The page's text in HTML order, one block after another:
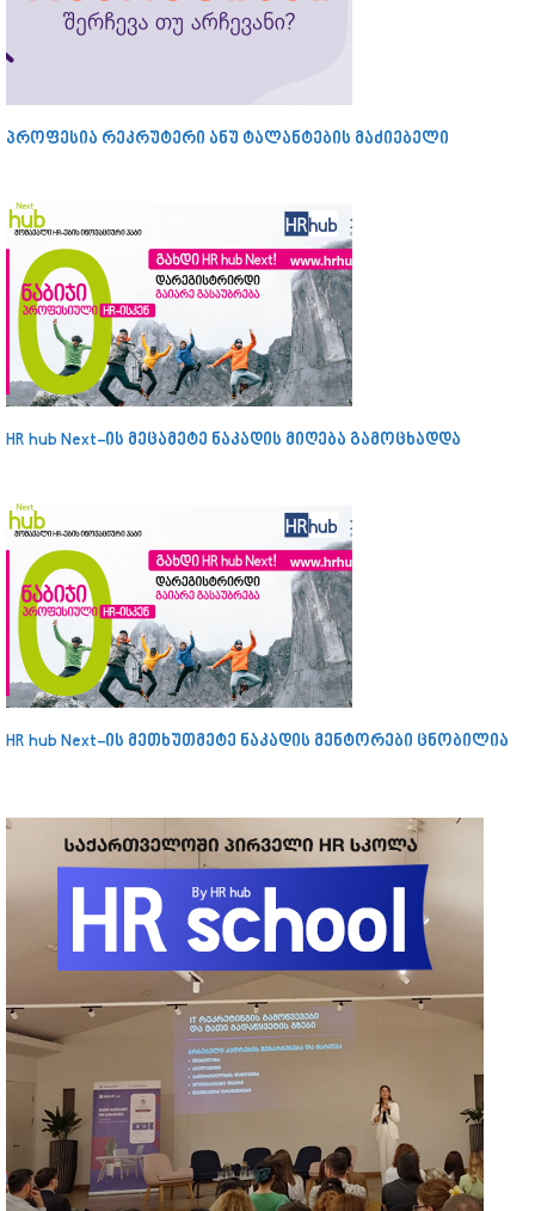
პროფესია რეკრუტერი ანუ ტალანტების მაძიებელი
HR hub Next-ის მეცამეტე ნაკადის მიღება გამოცხადდა
HR hub Next-ის მეთხუთმეტე ნაკადის მენტორები ცნობილია